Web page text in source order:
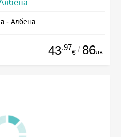
- Албена
43.97
€ / 86лв.